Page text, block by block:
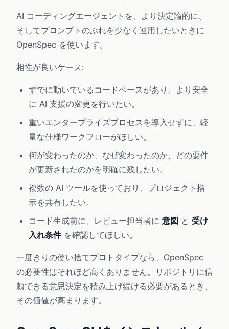
AI コーディングエージェントを、より決定論的に、
そしてプロンプトのぶれを少なく運用したいときに
OpenSpec を使います。
相性が良いケース:
すでに動いているコードベースがあり、より安全
に AI 支援の変更を行いたい。
重いエンタープライズプロセスを導入せずに、軽
量な仕様ワークフローがほしい。
何が変わったのか、なぜ変わったのか、どの要件
が更新されたのかを明確に残したい。
複数の AI ツールを使っており、プロジェクト指
示を共有したい。
コード生成前に、レビュー担当者に 意図 と 受け
入れ条件を確認してほしい。
一度きりの使い捨てプロトタイプなら、OpenSpec
の必要性はそれほど高くありません。リポジトリに信
頼できる意思決定を積み上げ続ける必要があるとき、
その価値が高まります。